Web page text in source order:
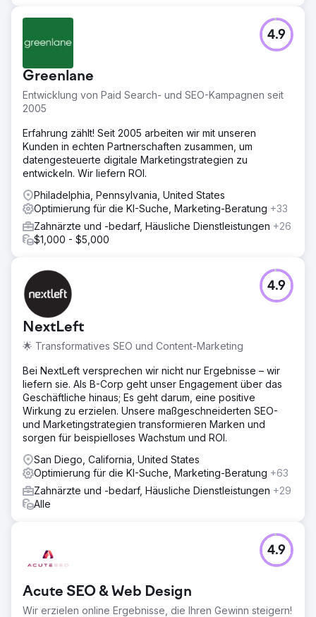
Patientenbesuche bei weitem. Die überarbeitete Website
rangiert nun unter den ersten drei bei relevanten lokalen
Suchbegriffen und die Online-Reputation der Praxis liegt
bei 4,8/5.
Zur Agenturseite
Greenlane
Entwicklung von Paid Search- und SEO-Kampagnen seit
2005
4.9
Erfahrung zählt! Seit 2005 arbeiten wir mit unseren
Kunden in echten Partnerschaften zusammen, um
datengesteuerte digitale Marketingstrategien zu
entwickeln. Wir liefern ROI.
Philadelphia, Pennsylvania, United States
Optimierung für die KI-Suche, Marketing-Beratung +33
Zahnärzte und -bedarf, Häusliche Dienstleistungen +26
$1,000 - $5,000
NextLeft
🌟 Transformatives SEO und Content-Marketing
4.9
Bei NextLeft versprechen wir nicht nur Ergebnisse – wir
liefern sie. Als B-Corp geht unser Engagement über das
Geschäftliche hinaus; Es geht darum, eine positive
Wirkung zu erzielen. Unsere maßgeschneiderten SEO-
und Marketingstrategien transformieren Marken und
sorgen für beispielloses Wachstum und ROI.
San Diego, California, United States
Optimierung für die KI-Suche, Marketing-Beratung +63
Zahnärzte und -bedarf, Häusliche Dienstleistungen +29
Alle
Acute SEO & Web Design
Wir erzielen online Ergebnisse, die Ihren Gewinn steigern!
4.9